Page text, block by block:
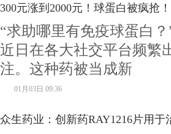
300元涨到2000元！球蛋白被疯抢
“求助哪里有免疫球蛋白
近日在各大社交平台频繁
注。这种药被当成新
01月03日 09:36
众生药业：创新药RAY1216片用